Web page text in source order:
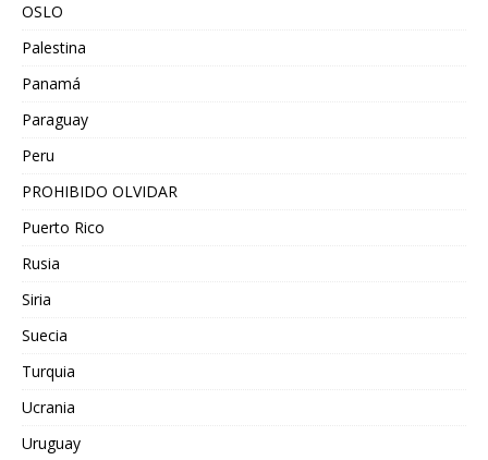
OSLO
Palestina
Panamá
Paraguay
Peru
PROHIBIDO OLVIDAR
Puerto Rico
Rusia
Siria
Suecia
Turquia
Ucrania
Uruguay